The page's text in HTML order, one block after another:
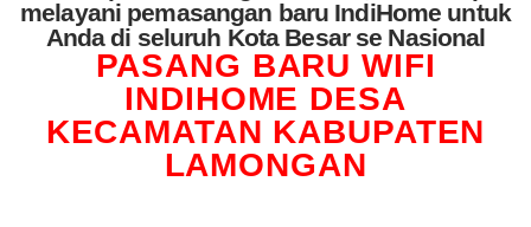
melayani pemasangan baru IndiHome untuk
Anda di seluruh Kota Besar se Nasional
PASANG BARU WIFI
INDIHOME DESA
KECAMATAN KABUPATEN
LAMONGAN